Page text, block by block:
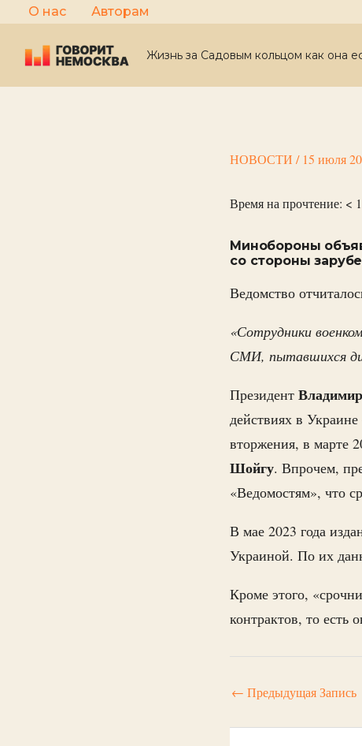
Перейти
к
содержимому
О нас Авторам
Жизнь за Садовым кольцом как она
НОВОСТИ / 15 июля
Время на прочтение: < 1
Минобороны
со стороны
Ведомство
«Сотрудники
СМИ, пытавшихся
Президент
действиях в
вторжения, в марте
Шойгу. Впрочем,
«Ведомостям», что
В мае 2023 года
Украиной. По их
Кроме этого,
контрактов, то есть
← Предыдущая Запись